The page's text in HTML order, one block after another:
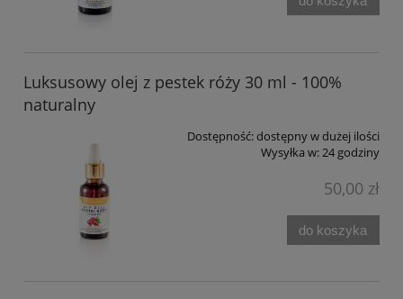
Luksusowy olej z pestek róży 30 ml - 100%
naturalny
Dostępność:dostępny w dużej ilości
Wysyłka w:24 godziny
50,00 zł
do koszyka